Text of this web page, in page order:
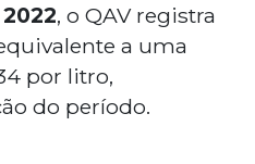
, o QAV registra
a uma
por litro,
do período.